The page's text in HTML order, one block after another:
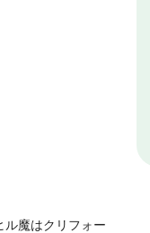
ル魔はクリフォー